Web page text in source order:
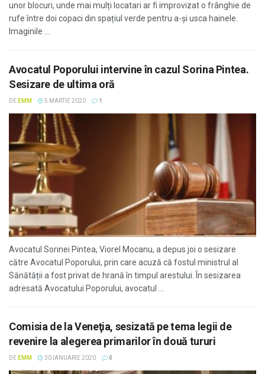
unor blocuri, unde mai mulți locatari ar fi improvizat o frânghie de
rufe între doi copaci din spațiul verde pentru a-și usca hainele.
Imaginile ...
Avocatul Poporului intervine în cazul Sorina Pintea.
Sesizare de ultima oră
DE EMM 5 MARTIE 2020 1
Avocatul Sorinei Pintea, Viorel Mocanu, a depus joi o sesizare
către Avocatul Poporului, prin care acuză că fostul ministrul al
Sănătății a fost privat de hrană în timpul arestului. În sesizarea
adresată Avocatului Poporului, avocatul ...
Comisia de la Veneţia, sesizată pe tema legii de
revenire la alegerea primarilor în două tururi
DE EMM 30 IANUARIE 2020 0